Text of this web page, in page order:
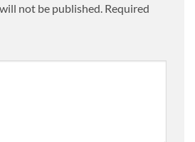
not be published. Required